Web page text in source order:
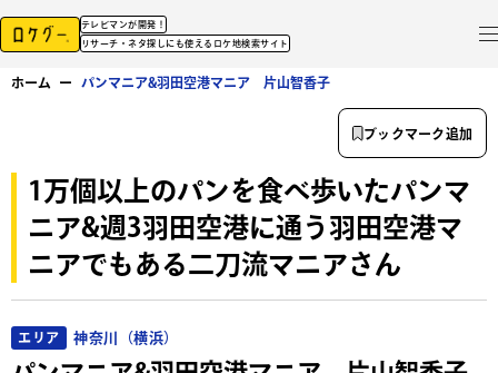
テレビマンが開発！
リサーチ・ネタ探しにも使えるロケ地検索サイト
ホーム ー パンマニア&羽田空港マニア 片山智香子
1万個以上のパンを食べ歩いたパンマ
ニア&週3羽田空港に通う羽田空港マ
ニアでもある二刀流マニアさん
エリア 神奈川（横浜）
ブックマーク追加